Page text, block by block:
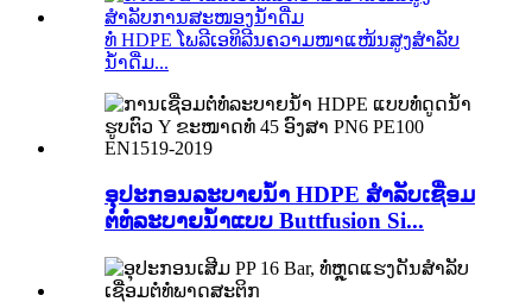
ທໍ່ HDPE ໂພລີເອທິລີນຄວາມໜາແໜ້ນສູງສຳລັບ
ນ້ຳດື່ມ...
ອຸປະກອນລະບາຍນ້ຳ HDPE ສຳລັບເຊື່ອມ
ຕໍ່ທໍ່ລະບາຍນ້ຳແບບ Buttfusion Si...